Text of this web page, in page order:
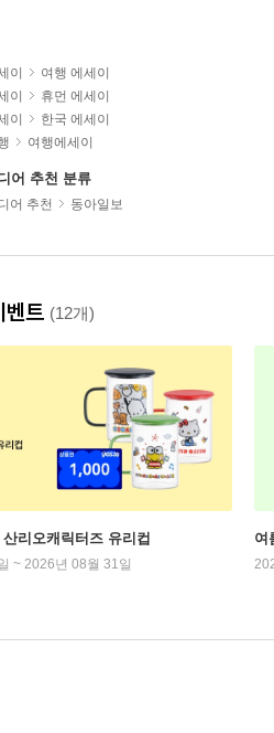
이
여행 에세이
이
휴먼 에세이
이
한국 에세이
여행에세이
어 추천 분류
어 추천 동아일보
벤트 (12개)
리오캐릭터즈 유리컵
~ 2026년 08월 31일
여